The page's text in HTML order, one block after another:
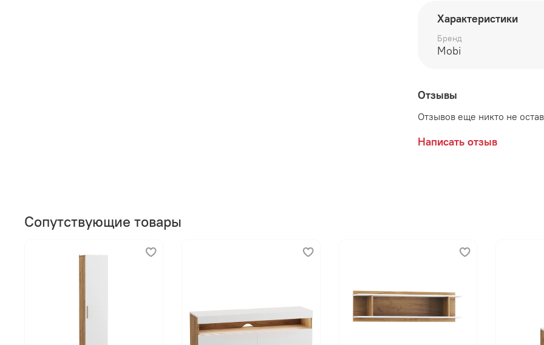
Фасад: ЛДСП 16 мм
Мебельная фабрика MOBI
Характеристики
Бренд
Mobi
Отзывы
Отзывов еще никто не
Написать отзыв
Сопутствующие товары